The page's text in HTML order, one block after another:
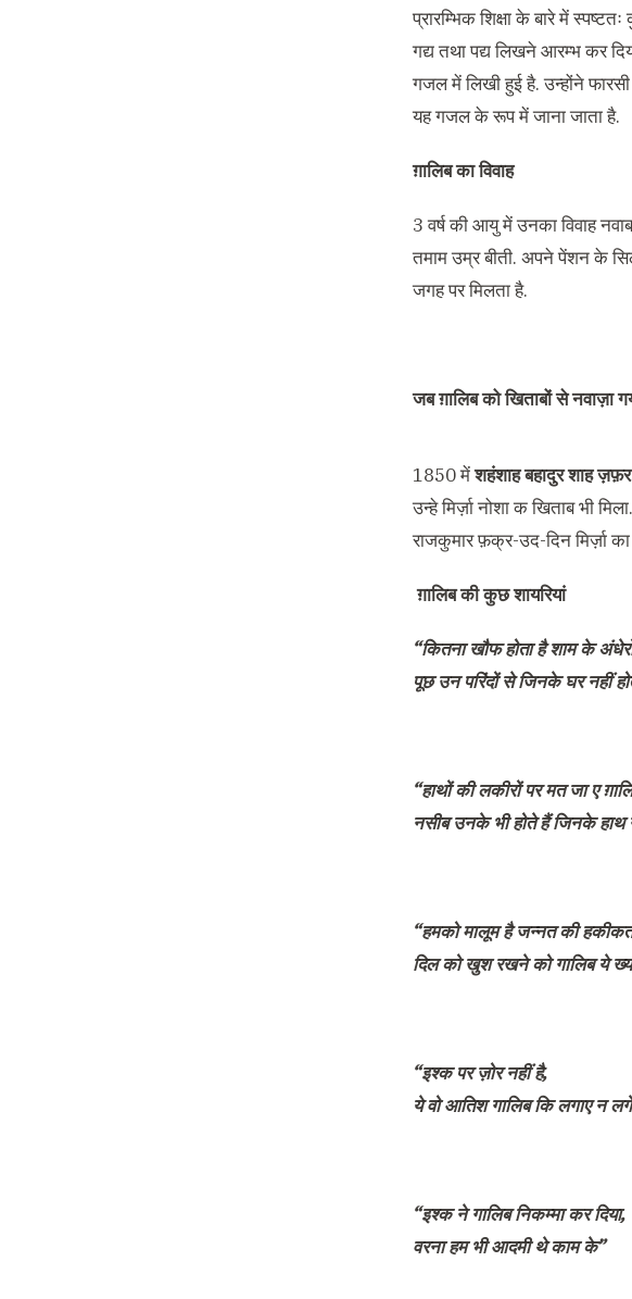
प्रारम्भिक शिक्षा के बारे में
गद्य तथा पद्य लिखने आरम्भ कर
गजल में लिखी हुई है. उन्होंने
यह गजल के रूप में जाना जाता है.
ग़ालिब का विवाह
3 वर्ष की आयु में उनका विवाह
तमाम उम्र बीती. अपने पेंशन के
जगह पर मिलता है.
जब ग़ालिब को खिताबों से नवाज़ा
1850 मेंशहंशाहबहादुर शाह ज़फ़र
उन्हे मिर्ज़ा नोशा क खिताब भी
राजकुमार फ़क्र-उद-दिन मिर्ज़ा
ग़ालिब की कुछ शायरियां
“कितना खौफ होता है शाम के
पूछ उन परिंदों से जिनके घर नहीं
“हाथों की लकीरों पर मत जा ए
नसीब उनके भी होते हैं जिनके हाथ
“हमको मालूम है जन्नत की
दिल को खुश रखने को गालिब ये
“इश्क पर ज़ोर नहीं है,
ये वो आतिश गालिब कि लगाए न
“इश्क ने गालिब निकम्मा कर दिया,
वरना हम भी आदमी थे काम के”